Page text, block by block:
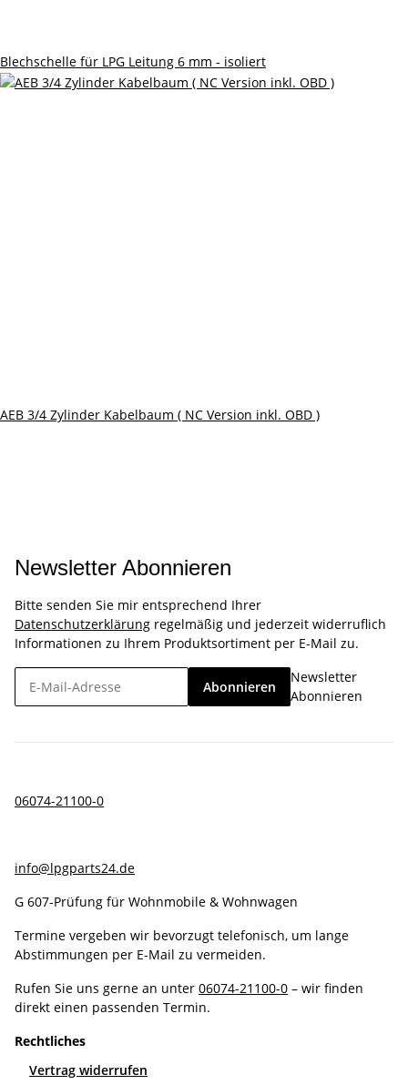
Blechschelle für LPG Leitung 6 mm - isoliert
AEB 3/4 Zylinder Kabelbaum ( NC Version inkl. OBD )
Newsletter Abonnieren
Bitte senden Sie mir entsprechend Ihrer
Datenschutzerklärung regelmäßig und jederzeit widerruflich
Informationen zu Ihrem Produktsortiment per E-Mail zu.
Abonnieren
Newsletter
Abonnieren
06074-21100-0
info@lpgparts24.de
G 607-Prüfung für Wohnmobile & Wohnwagen
Termine vergeben wir bevorzugt telefonisch, um lange
Abstimmungen per E-Mail zu vermeiden.
Rufen Sie uns gerne an unter 06074-21100-0 – wir finden
direkt einen passenden Termin.
Rechtliches
Vertrag widerrufen